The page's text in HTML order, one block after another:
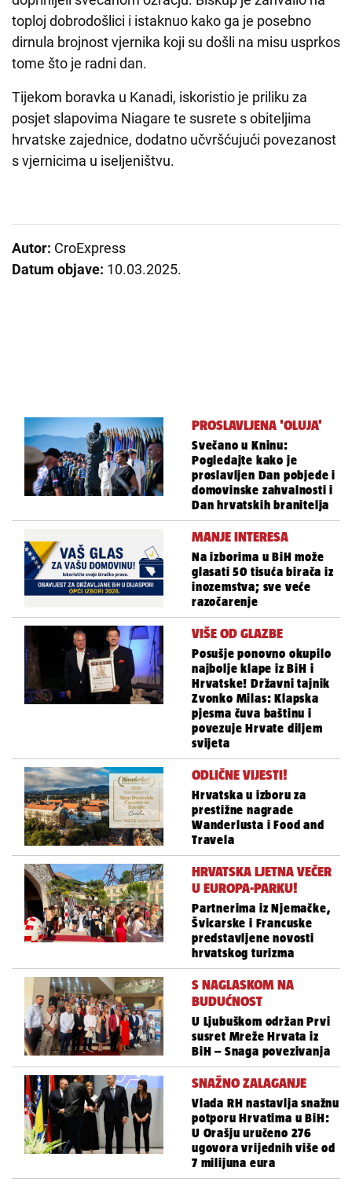
toploj dobrodošlici i istaknuo kako ga je posebno
dirnula brojnost vjernika koji su došli na misu usprkos
tome što je radni dan.
Tijekom boravka u Kanadi, iskoristio je priliku za
posjet slapovima Niagare te susrete s obiteljima
hrvatske zajednice, dodatno učvršćujući povezanost
s vjernicima u iseljeništvu.
Autor: CroExpress
Datum objave: 10.03.2025.
PROSLAVLJENA 'OLUJA'
Svečano u Kninu:
Pogledajte kako je
proslavljen Dan pobjede i
domovinske zahvalnosti i
Dan hrvatskih branitelja
MANJE INTERESA
Na izborima u BiH može
glasati 50 tisuća birača iz
inozemstva; sve veće
razočarenje
VIŠE OD GLAZBE
Posušje ponovno okupilo
najbolje klape iz BiH i
Hrvatske! Državni tajnik
Zvonko Milas: Klapska
pjesma čuva baštinu i
povezuje Hrvate diljem
svijeta
ODLIČNE VIJESTI!
Hrvatska u izboru za
prestižne nagrade
Wanderlusta i Food and
Travela
HRVATSKA LJETNA VEČER
U EUROPA-PARKU!
Partnerima iz Njemačke,
Švicarske i Francuske
predstavljene novosti
hrvatskog turizma
S NAGLASKOM NA
BUDUĆNOST
U Ljubuškom održan Prvi
susret Mreže Hrvata iz
BiH – Snaga povezivanja
SNAŽNO ZALAGANJE
Vlada RH nastavlja snažnu
potporu Hrvatima u BiH:
U Orašju uručeno 276
ugovora vrijednih više od
7 milijuna eura